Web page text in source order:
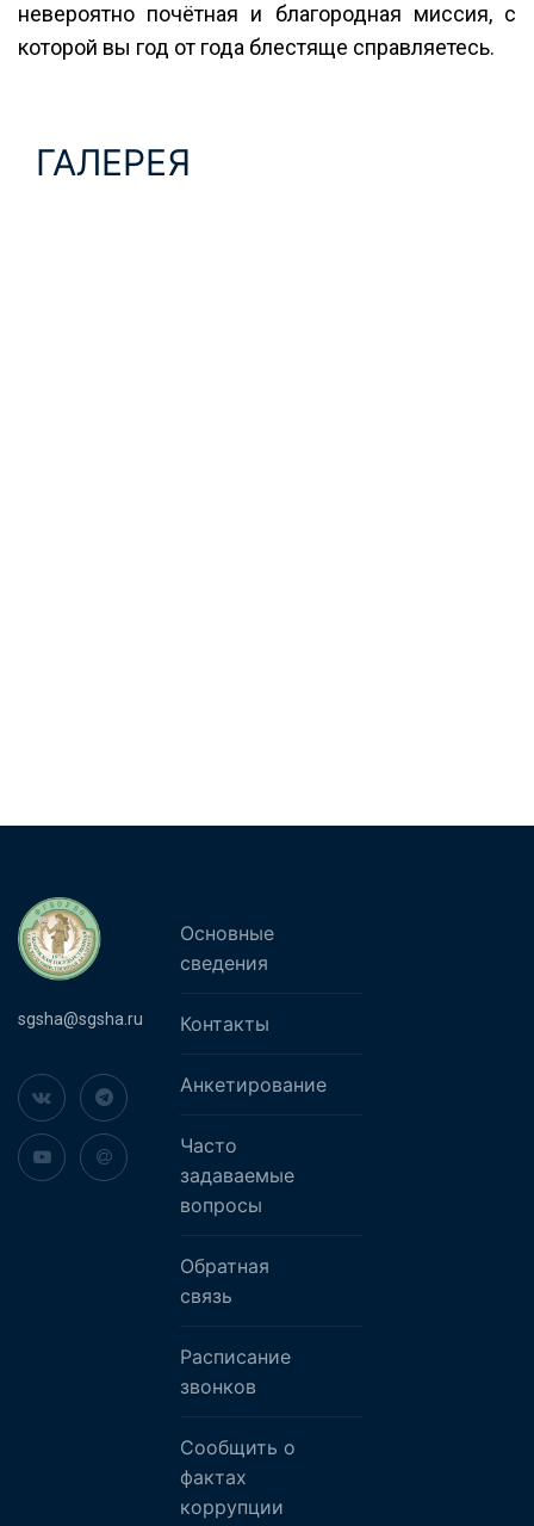
невероятно почётная и благородная миссия, с
которой вы год от года блестяще справляетесь.
ГАЛЕРЕЯ
sgsha@sgsha.ru
Основные
сведения
Контакты
Анкетирование
Часто
задаваемые
вопросы
Обратная
связь
Расписание
звонков
Сообщить о
фактах
коррупции